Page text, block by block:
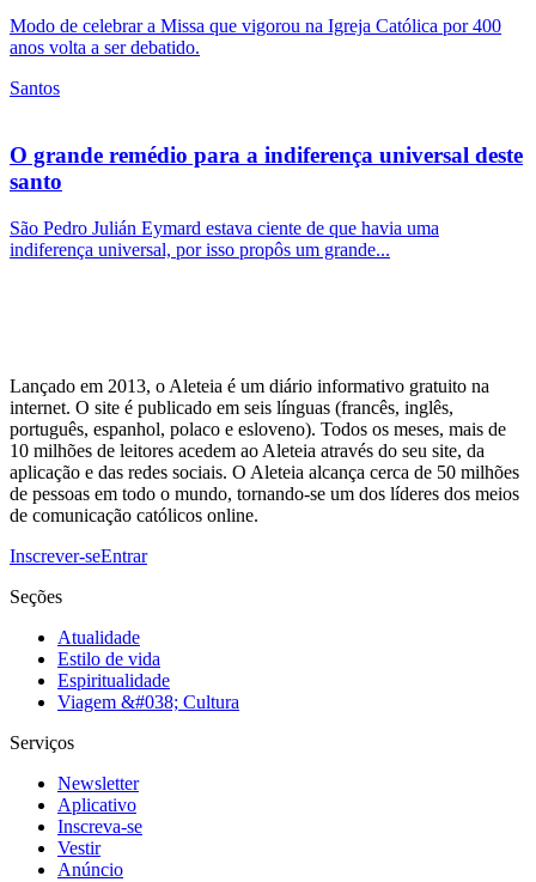
Modo de celebrar a Missa que vigorou na Igreja Católica por 400
anos volta a ser debatido.
Santos
O grande remédio para a indiferença universal deste
santo
São Pedro Julián Eymard estava ciente de que havia uma
indiferença universal, por isso propôs um grande...
Lançado em 2013, o Aleteia é um diário informativo gratuito na
internet. O site é publicado em seis línguas (francês, inglês,
português, espanhol, polaco e esloveno). Todos os meses, mais de
10 milhões de leitores acedem ao Aleteia através do seu site, da
aplicação e das redes sociais. O Aleteia alcança cerca de 50 milhões
de pessoas em todo o mundo, tornando-se um dos líderes dos meios
de comunicação católicos online.
Inscrever-seEntrar
Seções
Atualidade
Estilo de vida
Espiritualidade
Viagem &#038; Cultura
Serviços
Newsletter
Aplicativo
Inscreva-se
Vestir
Anúncio